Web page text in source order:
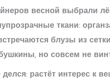
весной выбрали
ткани:
блузы из
но совсем не
делся: растёт интерес к